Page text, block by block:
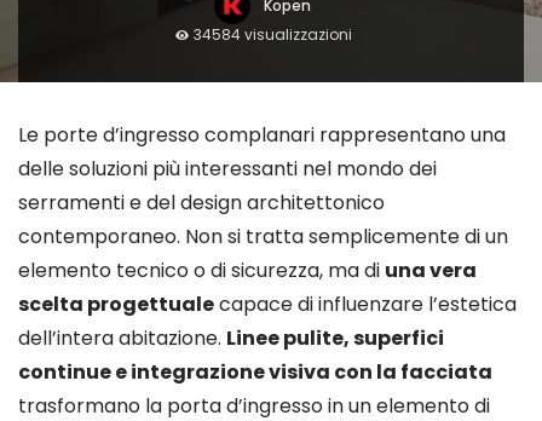
Kopen
34584 visualizzazioni
Le porte d’ingresso complanari rappresentano una
delle soluzioni più interessanti nel mondo dei
serramenti e del design architettonico
contemporaneo. Non si tratta semplicemente di un
elemento tecnico o di sicurezza, ma di una vera
scelta progettualecapace di influenzare l’estetica
dell’intera abitazione. Linee pulite, superfici
continue e integrazione visiva con la facciata
trasformano la porta d’ingresso in un elemento di